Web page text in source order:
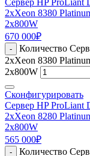
2xXeon 8380
2x800W
670 000₽
-
Количество
2xXeon 8380
2x800W
Сконфигурировать
Сервер HP ProLiant
2xXeon 8280
2x800W
565 000₽
-
Количество